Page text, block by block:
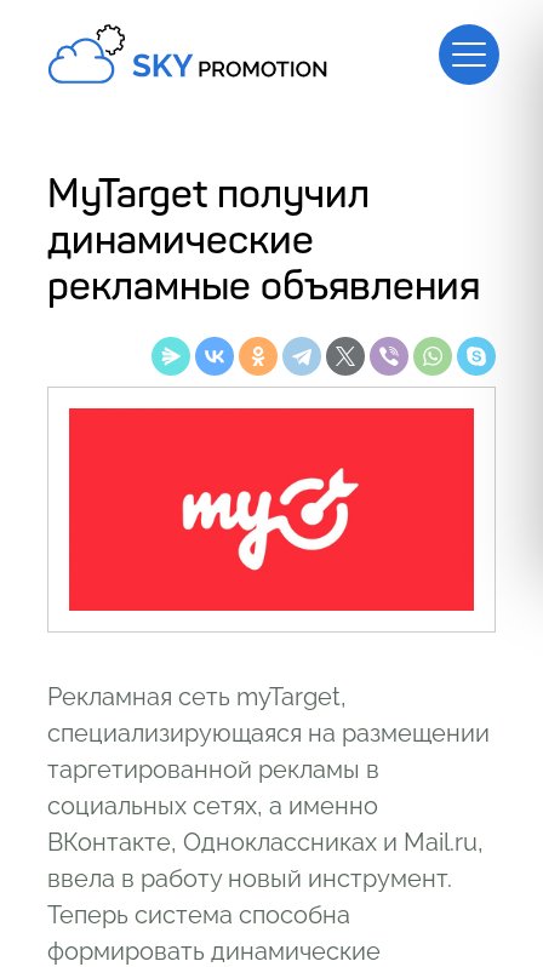
MyTarget получил
динамические
рекламные объявления
Рекламная сеть myTarget,
специализирующаяся на размещении
таргетированной рекламы в
социальных сетях, а именно
ВКонтакте, Одноклассниках и Mail.ru,
ввела в работу новый инструмент.
Теперь система способна
формировать динамические